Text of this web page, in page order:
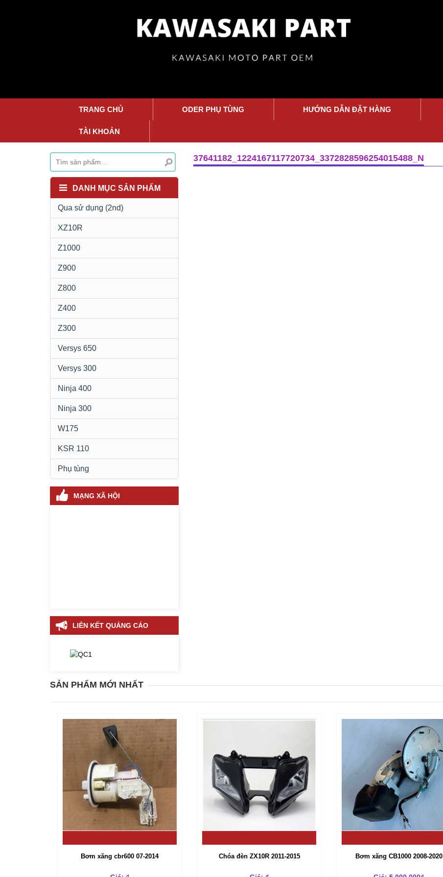
TRANG CHỦ ODER PHỤ TÙNG HƯỚNG DẪN ĐẶT HÀNG
TÀI KHOẢN
37641182_1224167117720734_3372828596254015488_N
DANH MỤC SẢN PHẨM
Qua sử dụng (2nd)
XZ10R
Z1000
Z900
Z800
Z400
Z300
Versys 650
Versys 300
Ninja 400
Ninja 300
W175
KSR 110
Phụ tùng
MẠNG XÃ HỘI
LIÊN KẾT QUẢNG CÁO
SẢN PHẨM MỚI NHẤT
Bơm xăng cbr600 07-2014 Chóa đèn ZX10R 2011-2015 Bơm xăng CB1000 2008-2020